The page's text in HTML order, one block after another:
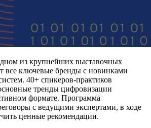
из крупнейших выставочных
все ключевые бренды с новинками
40+ спикеров-практиков
тренды цифровизации
формате. Программа
с ведущими экспертами, в ходе
ценные рекомендации.